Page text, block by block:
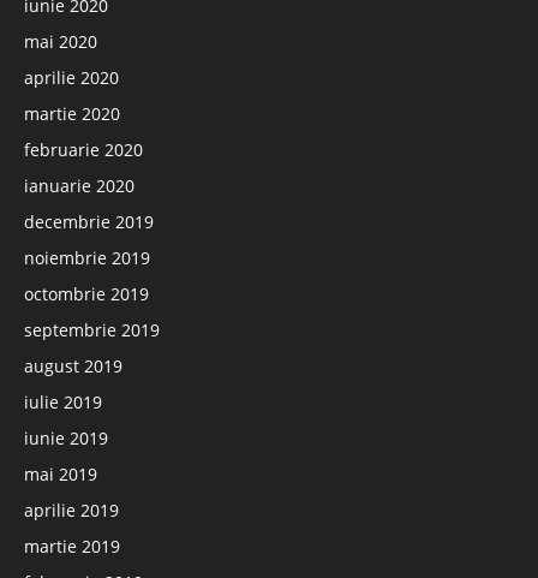
iunie 2020
mai 2020
aprilie 2020
martie 2020
februarie 2020
ianuarie 2020
decembrie 2019
noiembrie 2019
octombrie 2019
septembrie 2019
august 2019
iulie 2019
iunie 2019
mai 2019
aprilie 2019
martie 2019